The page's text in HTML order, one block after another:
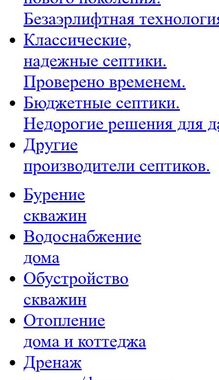
Безаэрлифтная
Классические,
надежные септики.
Проверено временем.
Бюджетные септики.
Недорогие решения для
Другие
производители септиков.
Бурение
скважин
Водоснабжение
дома
Обустройство
скважин
Отопление
дома и коттеджа
Дренаж